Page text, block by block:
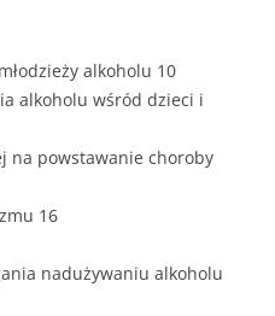
alkoholu 10
alkoholu wśród dzieci i
na powstawanie choroby
16
nadużywaniu alkoholu